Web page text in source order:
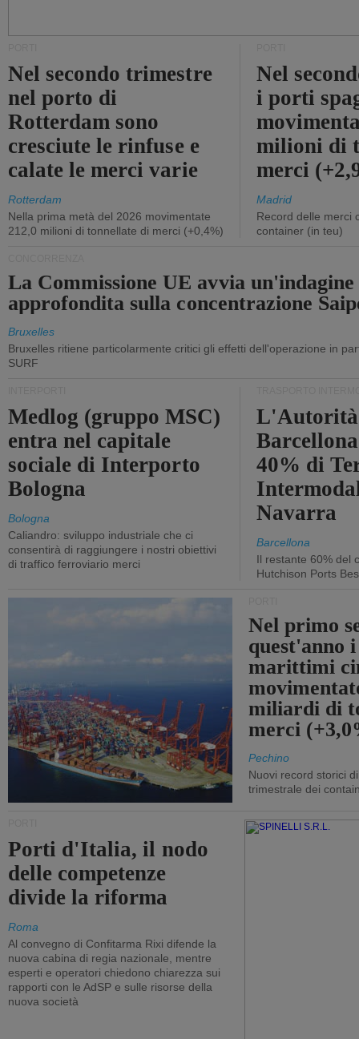
Nel secondo trimestre
nel porto di
Rotterdam sono
cresciute le rinfuse e
calate le merci varie
Rotterdam
Nella prima metà del 2026 movimentate
212,0 milioni di tonnellate di merci (+0,4%)
Nel
i porti
milioni di
merci
Madrid
Record delle merci
container (in teu)
La Commissione UE avvia un'indagine
approfondita sulla concentrazione
Bruxelles
Bruxelles ritiene particolarmente critici gli effetti dell'operazione in
SURF
Medlog (gruppo MSC)
entra nel capitale
sociale di Interporto
Bologna
Bologna
Caliandro: sviluppo industriale che ci
consentirà di raggiungere i nostri obiettivi
di traffico ferroviario merci
40% di
Navarra
Barcellona
Il restante 60% del
Hutchison Ports
Nel primo
quest'anno
marittimi
miliardi di
merci
Pechino
Nuovi record storici
trimestrale dei
Porti d'Italia, il nodo
delle competenze
divide la riforma
Roma
Al convegno di Confitarma Rixi difende la
nuova cabina di regia nazionale, mentre
esperti e operatori chiedono chiarezza sui
rapporti con le AdSP e sulle risorse della
nuova società